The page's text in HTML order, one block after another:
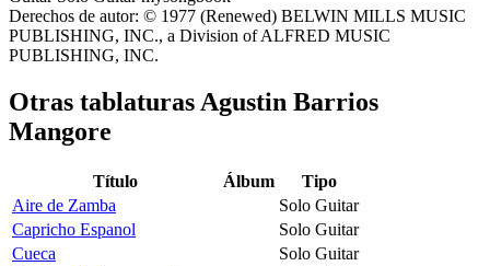
Derechos de autor: © 1977 (Renewed) BELWIN MILLS MUSIC
PUBLISHING, INC., a Division of ALFRED MUSIC
PUBLISHING, INC.
Otras tablaturas Agustin Barrios
Mangore
Título Álbum
Tipo
Aire de Zamba
Solo Guitar
Capricho Espanol
Solo Guitar
Cueca
Solo Guitar